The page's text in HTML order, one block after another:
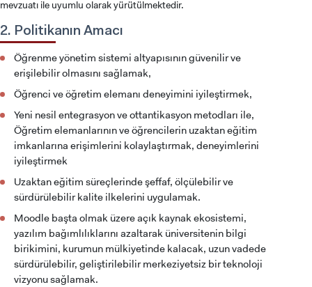
mevzuatı ile uyumlu olarak yürütülmektedir.
2. Politikanın Amacı
Öğrenme yönetim sistemi altyapısının güvenilir ve
erişilebilir olmasını sağlamak,
Öğrenci ve öğretim elemanı deneyimini iyileştirmek,
Yeni nesil entegrasyon ve ottantikasyon metodları ile,
Öğretim elemanlarının ve öğrencilerin uzaktan eğitim
imkanlarına erişimlerini kolaylaştırmak, deneyimlerini
iyileştirmek
Uzaktan eğitim süreçlerinde şeffaf, ölçülebilir ve
sürdürülebilir kalite ilkelerini uygulamak.
Moodle başta olmak üzere açık kaynak ekosistemi,
yazılım bağımlılıklarını azaltarak üniversitenin bilgi
birikimini, kurumun mülkiyetinde kalacak, uzun vadede
sürdürülebilir, geliştirilebilir merkeziyetsiz bir teknoloji
vizyonu sağlamak.